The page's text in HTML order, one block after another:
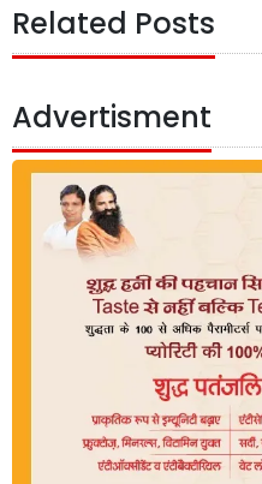
Related Posts
Advertisment